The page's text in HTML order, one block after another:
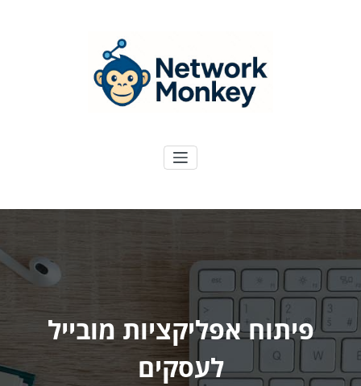
פיתוח אפליקציות מובייל
לעסקים